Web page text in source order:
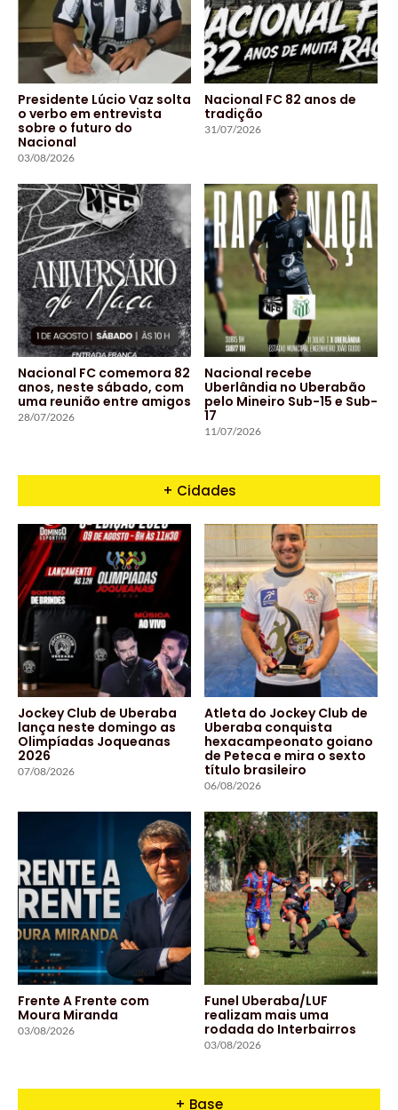
Presidente Lúcio Vaz solta
o verbo em entrevista
sobre o futuro do
Nacional
03/08/2026
Nacional FC 82 anos de
tradição
31/07/2026
Nacional FC comemora 82
anos, neste sábado, com
uma reunião entre amigos
28/07/2026
Nacional recebe
Uberlândia no Uberabão
pelo Mineiro Sub-15 e Sub-
17
11/07/2026
+ Cidades
Jockey Club de Uberaba
lança neste domingo as
Olimpíadas Joqueanas
2026
07/08/2026
Atleta do Jockey Club de
Uberaba conquista
hexacampeonato goiano
de Peteca e mira o sexto
título brasileiro
06/08/2026
Frente A Frente com
Moura Miranda
03/08/2026
Funel Uberaba/LUF
realizam mais uma
rodada do Interbairros
03/08/2026
+ Base